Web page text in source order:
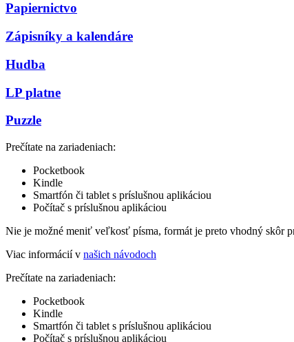
Papiernictvo
Zápisníky a kalendáre
Hudba
LP platne
Puzzle
Prečítate na zariadeniach:
Pocketbook
Kindle
Smartfón či tablet s príslušnou aplikáciou
Počítač s príslušnou aplikáciou
Nie je možné meniť veľkosť písma, formát je preto vhodný skôr
Viac informácií v našich návodoch
Prečítate na zariadeniach:
Pocketbook
Kindle
Smartfón či tablet s príslušnou aplikáciou
Počítač s príslušnou aplikáciou